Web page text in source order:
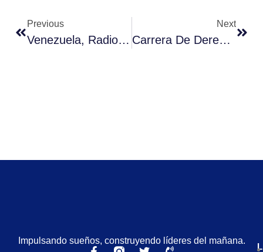
Previous
Venezuela, Radiografía De Una Crisis Multidimensional, Guarequena Gutiérrez
Next
Carrera De Derecho Certifica A Estudiantes Que Aprobaron “Diplomado En Ciencias De La Investigación Criminológicas Y Técnicas Criminalísticas”
Impulsando sueños, construyendo líderes del mañana.